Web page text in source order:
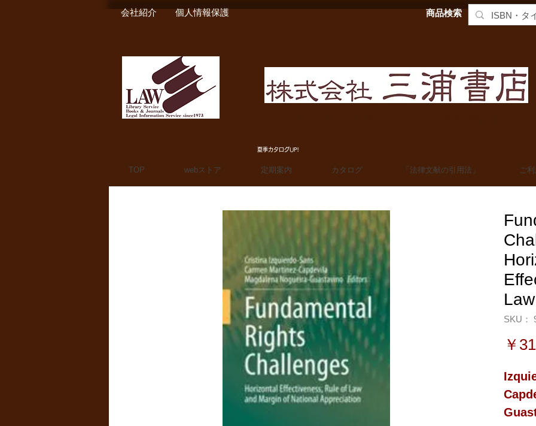
会社紹介 個人情報保護 商品検索
夏季カタログUP!
TOP webストア 定期案内 カタログ 「法律文献の引用法」 ご
SKU：
￥